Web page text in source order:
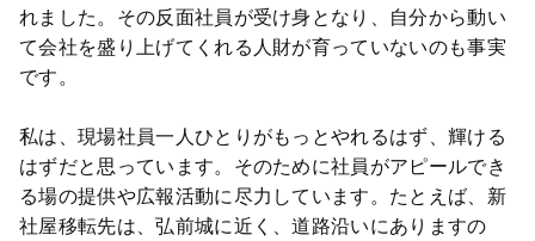
れました。その反面社員が受け身となり、自分から動い
て会社を盛り上げてくれる人財が育っていないのも事実
です。
私は、現場社員一人ひとりがもっとやれるはず、輝ける
はずだと思っています。そのために社員がアピールでき
る場の提供や広報活動に尽力しています。たとえば、新
社屋移転先は、弘前城に近く、道路沿いにありますの